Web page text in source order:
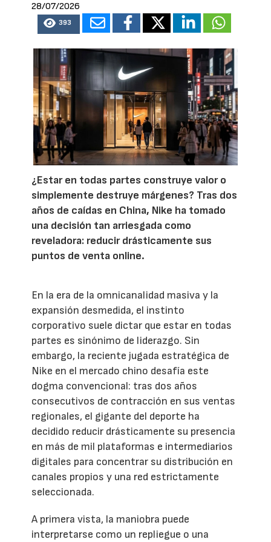
28/07/2026
393
¿Estar en todas partes construye valor o
simplemente destruye márgenes? Tras dos
años de caídas en China, Nike ha tomado
una decisión tan arriesgada como
reveladora: reducir drásticamente sus
puntos de venta online.
En la era de la omnicanalidad masiva y la
expansión desmedida, el instinto
corporativo suele dictar que estar en todas
partes es sinónimo de liderazgo. Sin
embargo, la reciente jugada estratégica de
Nike en el mercado chino desafía este
dogma convencional: tras dos años
consecutivos de contracción en sus ventas
regionales, el gigante del deporte ha
decidido reducir drásticamente su presencia
en más de mil plataformas e intermediarios
digitales para concentrar su distribución en
canales propios y una red estrictamente
seleccionada.
A primera vista, la maniobra puede
interpretarse como un repliegue o una